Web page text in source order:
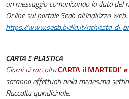
un messaggio comunicando la data del
Online sul portale Seab all’indirizzo web:
https://www.seab.biella.it/richiesta-di-
CARTA E PLASTICA
Giorni di raccoltaCARTA il MARTEDI’
saranno effettuati nella medesima
Raccolta quindicinale.